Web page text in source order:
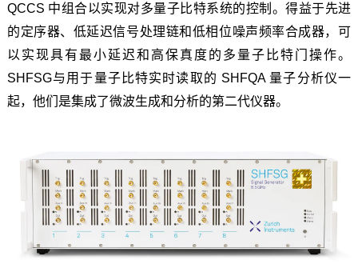
QCCS 中组合以实现对多量子比特系统的控制。得益于先进
的定序器、低延迟信号处理链和低相位噪声频率合成器，可
以实现具有最小延迟和高保真度的多量子比特门操作。
SHFSG与用于量子比特实时读取的 SHFQA 量子分析仪一
起，他们是集成了微波生成和分析的第二代仪器。